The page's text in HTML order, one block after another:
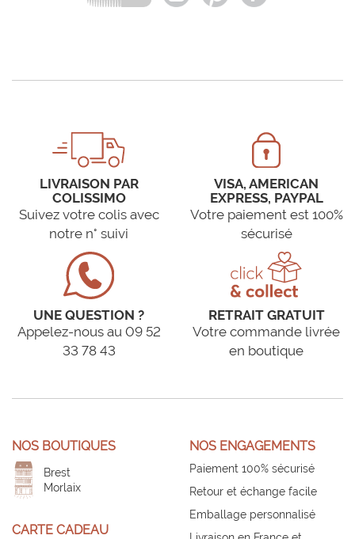
LIVRAISON PAR
COLISSIMO
Suivez votre colis avec
notre n° suivi
VISA, AMERICAN
EXPRESS, PAYPAL
Votre paiement est 100%
sécurisé
UNE QUESTION ?
Appelez-nous au 09 52
33 78 43
RETRAIT GRATUIT
Votre commande livrée
en boutique
NOS BOUTIQUES
Brest
Morlaix
CARTE CADEAU
NOS ENGAGEMENTS
Paiement 100% sécurisé
Retour et échange facile
Emballage personnalisé